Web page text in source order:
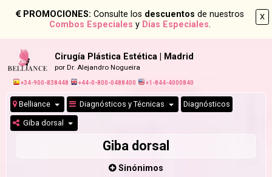
X
PROMOCIONES: Consulte los descuentos de nuestros
Combos Especiales y Días Especiales.
Cirugía Plástica Estética | Madrid
por Dr. Alejandro Nogueira
+34-900-838448 +44-0-800-0488400 +1-844-4000840
Belliance Diagnósticos y Técnicas Diagnósticos
Giba dorsal
Giba dorsal
Sinónimos